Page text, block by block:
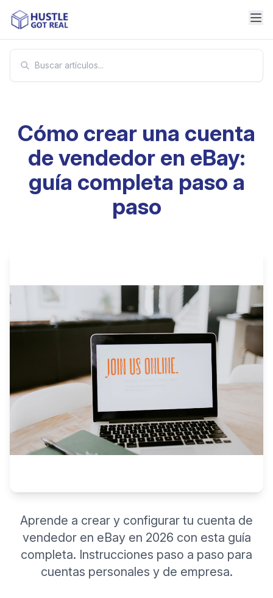
Cómo crear una cuenta
de vendedor en eBay:
guía completa paso a
paso
Aprende a crear y configurar tu cuenta de
vendedor en eBay en 2026 con esta guía
completa. Instrucciones paso a paso para
cuentas personales y de empresa.